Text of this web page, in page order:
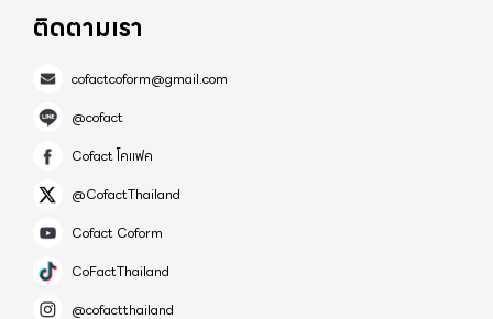
ติดตามเรา
cofactcoform@gmail.com
@cofact
Cofact โคแฟค
@CofactThailand
Cofact Coform
CoFactThailand
@cofactthailand